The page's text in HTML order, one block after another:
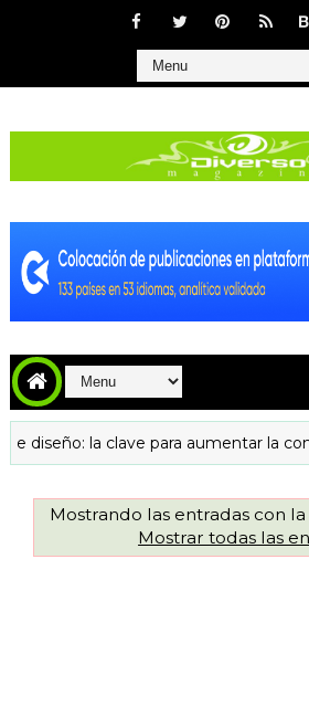
la clave para aumentar la confianza
Mostrando las entradas con
Mostrar todas las